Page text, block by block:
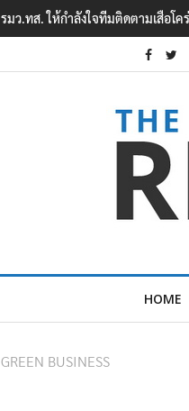
‘ภาคประชาสังคม’ รวมตัวคัดค้าน ‘มิ
HOME
GREEN BUSINESS